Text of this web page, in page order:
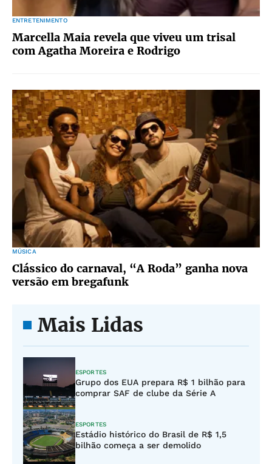
ENTRETENIMENTO
Marcella Maia revela que viveu um trisal
com Agatha Moreira e Rodrigo
MÚSICA
Clássico do carnaval, “A Roda” ganha nova
versão em bregafunk
Mais Lidas
ESPORTES
Grupo dos EUA prepara R$ 1 bilhão para
comprar SAF de clube da Série A
ESPORTES
Estádio histórico do Brasil de R$ 1,5
bilhão começa a ser demolido